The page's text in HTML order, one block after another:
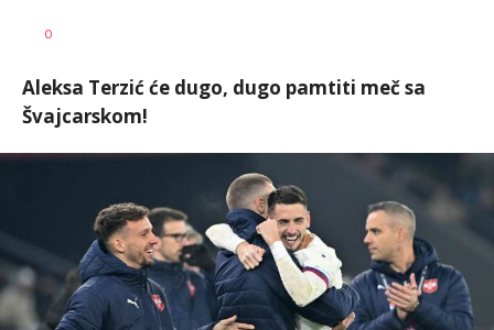
AUTOR
0
Aleksa Terzić će dugo, dugo pamtiti meč sa
Švajcarskom!